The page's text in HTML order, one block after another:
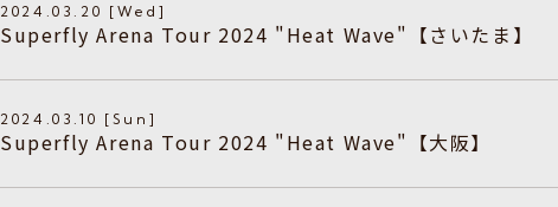
2024.03.20 [Wed]
Superfly Arena Tour 2024 "Heat Wave"【さいたま】
2024.03.10 [Sun]
Superfly Arena Tour 2024 "Heat Wave"【大阪】